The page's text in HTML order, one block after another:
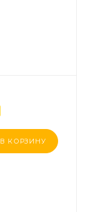
В КОРЗИНУ